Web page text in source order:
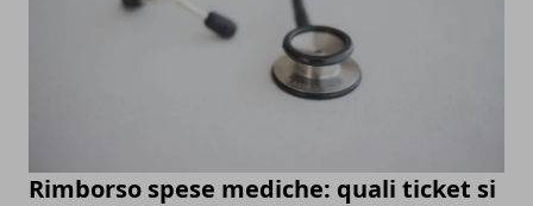
Rimborso spese mediche: quali ticket si